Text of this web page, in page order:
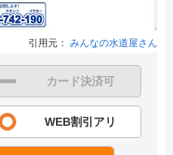
引用元： みんなの水道屋さん
カード決済可
WEB割引アリ